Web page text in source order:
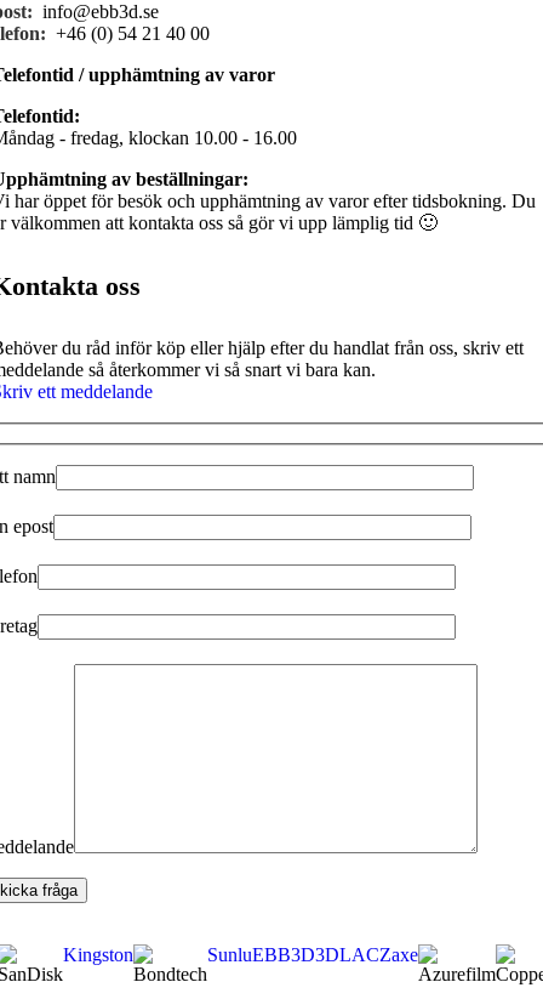
info@ebb3d.se
+46 (0) 54 21 40 00
/ upphämtning av varor
- fredag, klockan 10.00 - 16.00
av beställningar:
har öppet för besök och upphämtning av varor efter tidsbokning. Du
välkommen att kontakta oss så gör vi upp lämplig tid 🙂
oss
du råd inför köp eller hjälp efter du handlat från oss, skriv ett
så återkommer vi så snart vi bara kan.
ett meddelande
namn
epost
Kingston SunluEBB3D3DLACZaxe